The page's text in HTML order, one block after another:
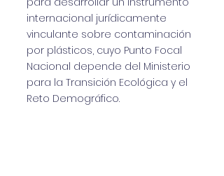
internacional jurídicamente
vinculante sobre contaminación
por plásticos, cuyo Punto Focal
Nacional depende del Ministerio
para la Transición Ecológica y el
Reto Demográfico.